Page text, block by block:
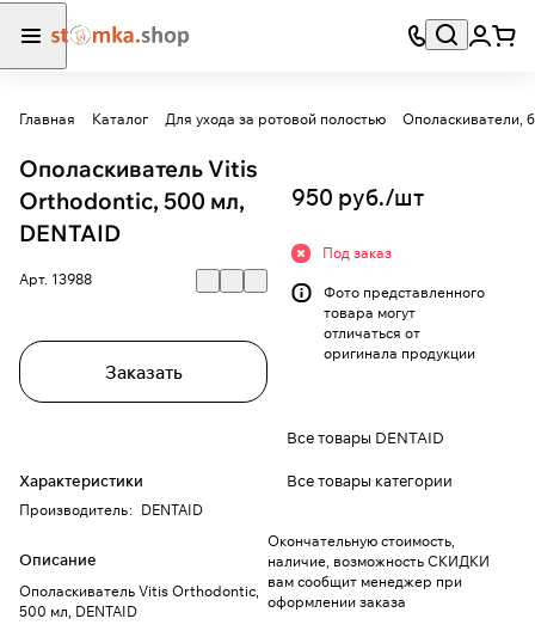
Главная Каталог Для ухода за ротовой полостью Ополаскиватели,
Ополаскиватель Vitis
Orthodontic, 500 мл,
DENTAID
Арт. 13988
Заказать
Характеристики
Производитель: DENTAID
Описание
Ополаскиватель Vitis Orthodontic,
500 мл, DENTAID
950 руб./шт
Под заказ
Фото представленного
товара могут
отличаться от
оригинала продукции
Все товары DENTAID
Все товары категории
Окончательную стоимость,
наличие, возможность СКИДКИ
вам сообщит менеджер при
оформлении заказа